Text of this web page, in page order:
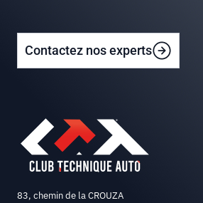
Contactez nos experts
83, chemin de la CROUZA